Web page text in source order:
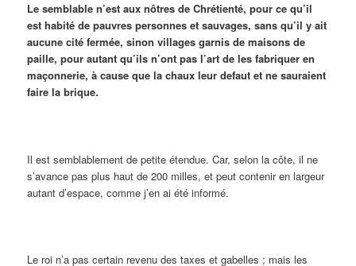
Le semblable n’est aux nôtres de Chrétienté, pour ce qu’il
est habité de pauvres personnes et sauvages, sans qu’il y ait
aucune cité fermée, sinon villages garnis de maisons de
paille, pour autant qu’ils n’ont pas l’art de les fabriquer en
maçonnerie, à cause que la chaux leur defaut et ne sauraient
faire la brique.
Il est semblablement de petite étendue. Car, selon la côte, il ne
s’avance pas plus haut de 200 milles, et peut contenir en largeur
autant d’espace, comme j’en ai été informé.
Le roi n’a pas certain revenu des taxes et gabelles ; mais les